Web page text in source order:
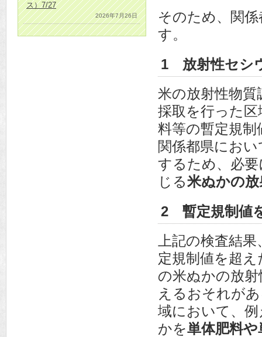
ス）7/27
2026年7月26日
そのため、関
す。
1 放射性セシ
米の放射性物
採取を行った
料等の暫定規
関係都県にお
するため、必
じる米ぬかの
2 暫定規制値
上記の検査結
定規制値を超
の米ぬかの放
えるおそれが
域において、
かを単体肥料